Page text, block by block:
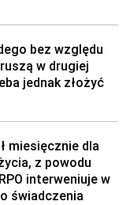
bez względu
w drugiej
jednak złożyć
miesięcznie dla
z powodu
interweniuje w
świadczenia